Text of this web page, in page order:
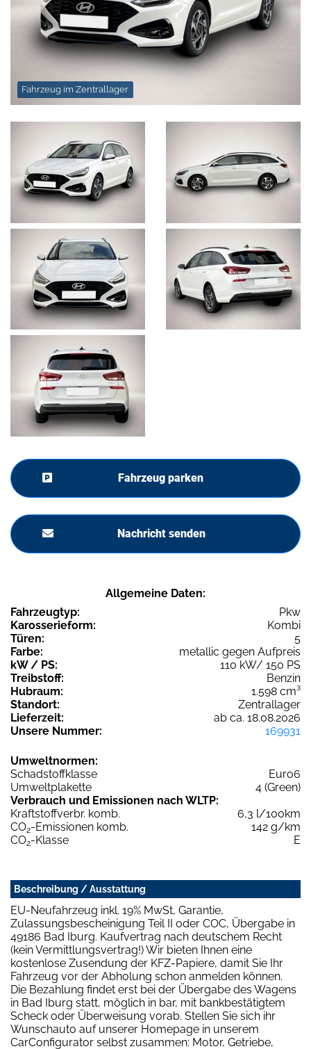
Fahrzeug im Zentrallager
Fahrzeug parken
Nachricht senden
Allgemeine Daten:
Fahrzeugtyp:
Pkw
Karosserieform:
Kombi
Türen:
5
Farbe:
metallic gegen Aufpreis
kW / PS:
110 kW/ 150 PS
Treibstoff:
Benzin
Hubraum:
1.598 cm³
Standort:
Zentrallager
Lieferzeit:
ab ca. 18.08.2026
Unsere Nummer:
169931
Umweltnormen:
Schadstoffklasse
Euro6
Umweltplakette
4 (Green)
Verbrauch und Emissionen nach WLTP:
Kraftstoffverbr. komb.
6,3 l/100km
CO2-Emissionen komb.
142 g/km
CO2-Klasse E
Beschreibung / Ausstattung
EU-Neufahrzeug inkl. 19% MwSt, Garantie,
Zulassungsbescheinigung Teil II oder COC, Übergabe in
49186 Bad Iburg. Kaufvertrag nach deutschem Recht
(kein Vermittlungsvertrag!) Wir bieten Ihnen eine
kostenlose Zusendung der KFZ-Papiere, damit Sie Ihr
Fahrzeug vor der Abholung schon anmelden können.
Die Bezahlung findet erst bei der Übergabe des Wagens
in Bad Iburg statt, möglich in bar, mit bankbestätigtem
Scheck oder Überweisung vorab. Stellen Sie sich ihr
Wunschauto auf unserer Homepage in unserem
CarConfigurator selbst zusammen: Motor, Getriebe,